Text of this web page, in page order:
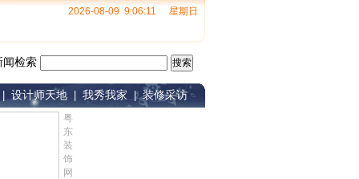
2026-08-09 9:06:12
星期日
闻检索
设计师天地 我秀我家 | 装修采访
粤
东
装
饰
网